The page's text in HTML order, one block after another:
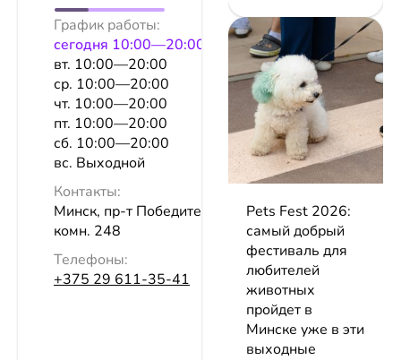
График работы:
сeгодня 10:00—20:00
вт. 10:00—20:00
ср. 10:00—20:00
чт. 10:00—20:00
пт. 10:00—20:00
сб. 10:00—20:00
вс. Выходной
Контакты:
Минск, пр-т Победителей, 141,
комн. 248
Телефоны:
+375 29 611-35-41
Pets Fest 2026:
самый добрый
фестиваль для
любителей
животных
пройдет в
Минске уже в эти
выходные